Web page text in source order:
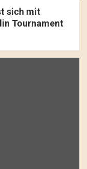
sich mit
Tournament